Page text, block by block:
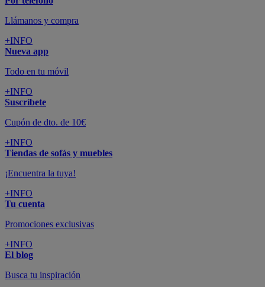
Llámanos y compra
+INFO
Nueva app
Todo en tu móvil
+INFO
Suscríbete
Cupón de dto. de 10€
+INFO
Tiendas de sofás y muebles
¡Encuentra la tuya!
+INFO
Tu cuenta
Promociones exclusivas
+INFO
El blog
Busca tu inspiración